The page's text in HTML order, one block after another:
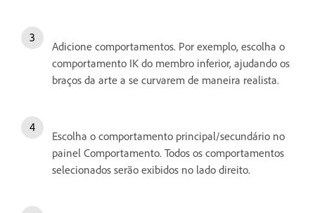
Adicione comportamentos. Por exemplo, escolha o
comportamento IK do membro inferior, ajudando os
braços da arte a se curvarem de maneira realista.
Escolha o comportamento principal/secundário no
painel Comportamento. Todos os comportamentos
selecionados serão exibidos no lado direito.